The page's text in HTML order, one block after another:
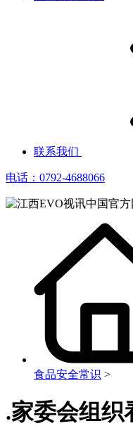
联系我们
电话：0792-4688066
食品安全常识 >
.家委会组织